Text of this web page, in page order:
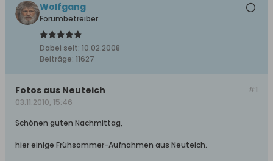
Wolfgang
Forumbetreiber
Dabei seit: 10.02.2008
Beiträge: 11627
#1
Fotos aus Neuteich
03.11.2010, 15:46
Schönen guten Nachmittag,
hier einige Frühsommer-Aufnahmen aus Neuteich.